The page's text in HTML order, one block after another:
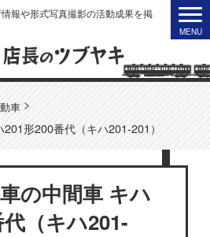
報や形式写真撮影の活動成果を掲
車 >
形200番代（キハ201-201）
の中間車 キハ
（キハ201-